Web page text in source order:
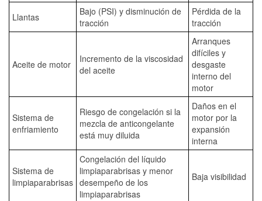
Llantas
Bajo (PSI) y disminución de
tracción
Pérdida de la
tracción
Aceite de motor
Incremento de la viscosidad
del aceite
Arranques
difíciles y
desgaste
interno del
motor
Sistema de
enfriamiento
Riesgo de congelación si la
mezcla de anticongelante
está muy diluida
Daños en el
motor por la
expansión
interna
Sistema de
limpiaparabrisas
Congelación del líquido
limpiaparabrisas y menor
desempeño de los
limpiaparabrisas
Baja visibilidad